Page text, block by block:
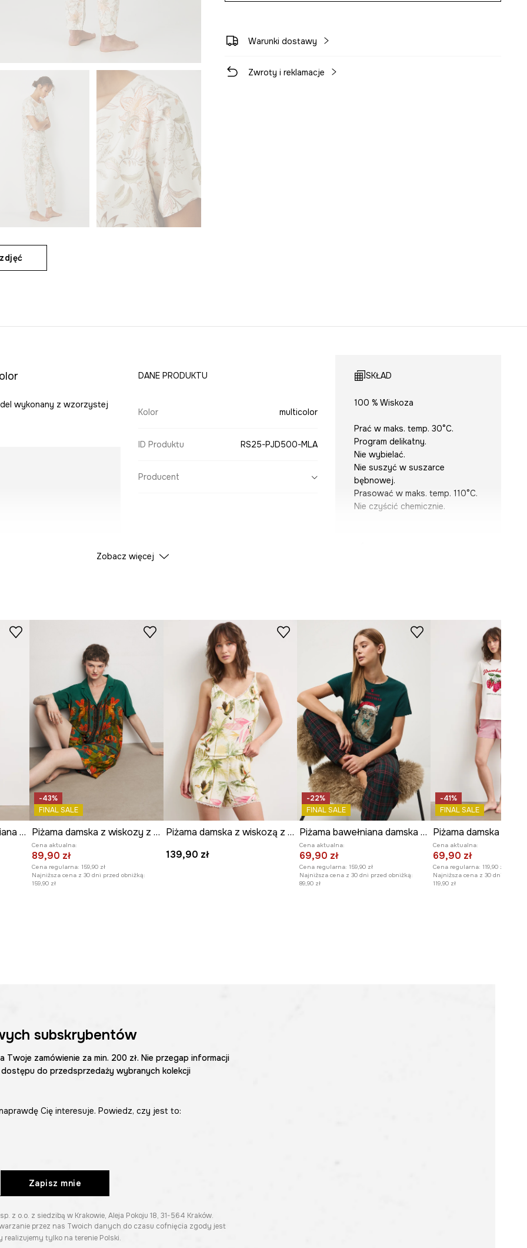
Warunki dostawy
Zwroty i reklamacje
wykonany z wzorzystej
DANE PRODUKTU
Kolor multicolor
ID Produktu RS25-PJD500-MLA
Producent
SKŁAD
100 % Wiskoza
Prać w maks. temp. 30°C.
Program delikatny.
Nie wybielać.
Nie suszyć w suszarce
bębnowej.
Prasować w maks. temp. 110°C.
Nie czyścić chemicznie.
Zobacz więcej
Piżama damska bawełniana z nadrukiem
-43%
FINAL SALE
Piżama damska z wiskozy z kolekcji Ilona Tambor x Medicine
Cena aktualna:
89,90 zł
Cena regularna: 159,90 zł
Najniższa cena z 30 dni przed obniżką:
159,90 zł
Piżama damska z wiskozą z motywem zwierzęcym
139,90 zł
-22%
FINAL SALE
Piżama bawełniana damska świąteczna
Cena aktualna:
69,90 zł
Cena regularna: 159,90 zł
Najniższa cena z 30 dni przed obniżką:
89,90 zł
-41%
FINAL SALE
Cena aktualna:
69,90 zł
Cena regularna: 119,90 zł
Najniższa cena z 30 dni przed
119,90 zł
subskrybentów
zamówienie za min. 200 zł. Nie przegap informacji
do przedsprzedaży wybranych kolekcji
Cię interesuje. Powiedz, czy jest to:
Zapisz mnie
o.o. z siedzibą w Krakowie, Aleja Pokoju 18, 31-564 Kraków.
przez nas Twoich danych do czasu cofnięcia zgody jest
realizujemy tylko na terenie Polski.